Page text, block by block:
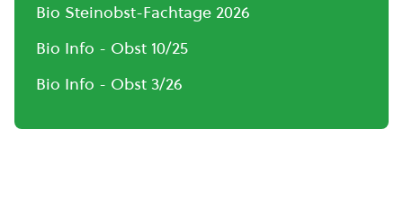
Bio Steinobst-Fachtage 2026
Bio Info - Obst 10/25
Bio Info - Obst 3/26